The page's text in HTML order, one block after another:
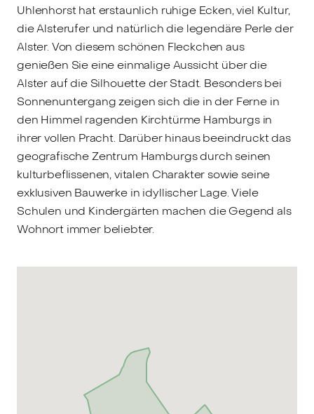
Uhlenhorst hat erstaunlich ruhige Ecken, viel Kultur,
die Alsterufer und natürlich die legendäre Perle der
Alster. Von diesem schönen Fleckchen aus
genießen Sie eine einmalige Aussicht über die
Alster auf die Silhouette der Stadt. Besonders bei
Sonnenuntergang zeigen sich die in der Ferne in
den Himmel ragenden Kirchtürme Hamburgs in
ihrer vollen Pracht. Darüber hinaus beeindruckt das
geografische Zentrum Hamburgs durch seinen
kulturbeflissenen, vitalen Charakter sowie seine
exklusiven Bauwerke in idyllischer Lage. Viele
Schulen und Kindergärten machen die Gegend als
Wohnort immer beliebter.